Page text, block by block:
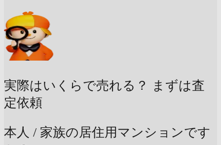
実際はいくらで売れる？
まずは査
定依頼
本人 / 家族の居住用マンションです